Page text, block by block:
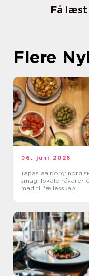
Få
Flere
06. juni 2026
Tapas aalborg:
smag, lokale råvarer
mad til fællesskab